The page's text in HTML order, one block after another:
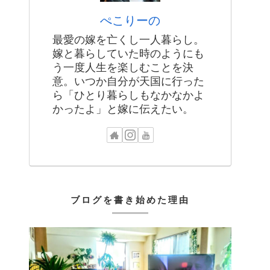
ぺこりーの
最愛の嫁を亡くし一人暮らし。
嫁と暮らしていた時のようにも
う一度人生を楽しむことを決
意。いつか自分が天国に行った
ら「ひとり暮らしもなかなかよ
かったよ」と嫁に伝えたい。
ブログを書き始めた理由